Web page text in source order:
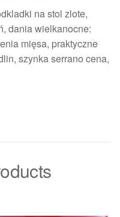
na stol zlote,
dania wielkanocne:
mięsa, praktyczne
szynka serrano cena,